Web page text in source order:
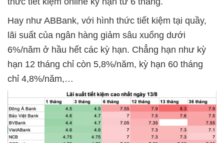
Hay như ABBank, với hình thức tiết kiệm tại quầy,
lãi suất của ngân hàng giảm sâu xuống dưới
6%/năm ở hầu hết các kỳ hạn. Chẳng hạn như kỳ
hạn 12 tháng chỉ còn 5,8%/năm, kỳ hạn 60 tháng
chỉ 4,8%/năm,…